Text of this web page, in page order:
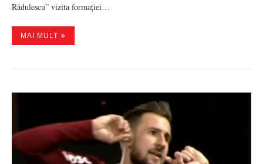
Rădulescu” vizita formației…
MAI MULT